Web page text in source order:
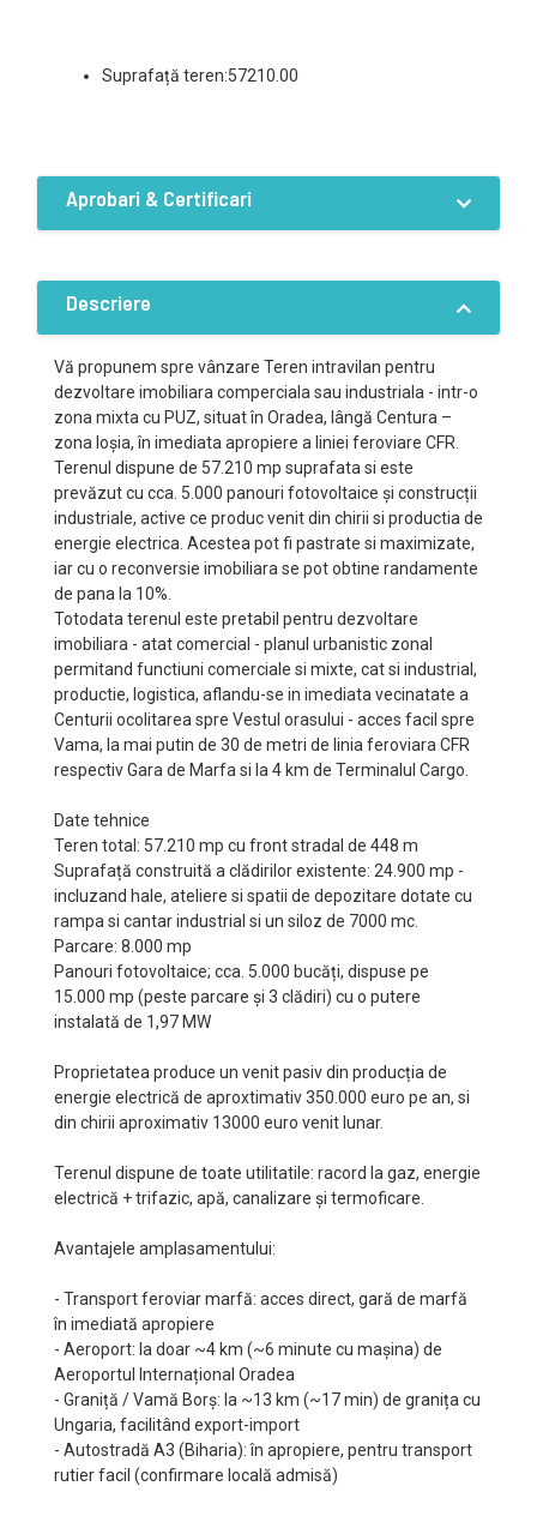
Suprafață teren:57210.00
Aprobari & Certificari
Descriere
Vă propunem spre vânzare Teren intravilan pentru
dezvoltare imobiliara comperciala sau industriala - intr-o
zona mixta cu PUZ, situat în Oradea, lângă Centura –
zona Ioșia, în imediata apropiere a liniei feroviare CFR.
Terenul dispune de 57.210 mp suprafata si este
prevăzut cu cca. 5.000 panouri fotovoltaice și construcții
industriale, active ce produc venit din chirii si productia de
energie electrica. Acestea pot fi pastrate si maximizate,
iar cu o reconversie imobiliara se pot obtine randamente
de pana la 10%.
Totodata terenul este pretabil pentru dezvoltare
imobiliara - atat comercial - planul urbanistic zonal
permitand functiuni comerciale si mixte, cat si industrial,
productie, logistica, aflandu-se in imediata vecinatate a
Centurii ocolitarea spre Vestul orasului - acces facil spre
Vama, la mai putin de 30 de metri de linia feroviara CFR
respectiv Gara de Marfa si la 4 km de Terminalul Cargo.
Date tehnice
Teren total: 57.210 mp cu front stradal de 448 m
Suprafață construită a clădirilor existente: 24.900 mp -
incluzand hale, ateliere si spatii de depozitare dotate cu
rampa si cantar industrial si un siloz de 7000 mc.
Parcare: 8.000 mp
Panouri fotovoltaice; cca. 5.000 bucăți, dispuse pe
15.000 mp (peste parcare și 3 clădiri) cu o putere
instalată de 1,97 MW
Proprietatea produce un venit pasiv din producția de
energie electrică de aproxtimativ 350.000 euro pe an, si
din chirii aproximativ 13000 euro venit lunar.
Terenul dispune de toate utilitatile: racord la gaz, energie
electrică + trifazic, apă, canalizare și termoficare.
Avantajele amplasamentului:
- Transport feroviar marfă: acces direct, gară de marfă
în imediată apropiere
- Aeroport: la doar ~4 km (~6 minute cu mașina) de
Aeroportul Internațional Oradea
- Graniță / Vamă Borș: la ~13 km (~17 min) de granița cu
Ungaria, facilitând export-import
- Autostradă A3 (Biharia): în apropiere, pentru transport
rutier facil (confirmare locală admisă)